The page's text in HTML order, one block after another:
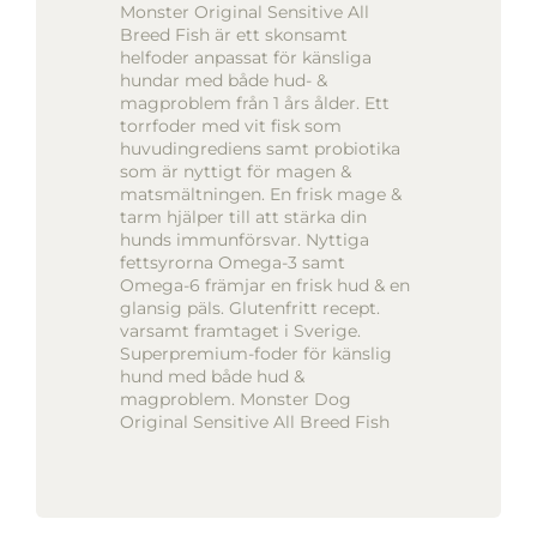
Monster Original Sensitive All
Breed Fish är ett skonsamt
helfoder anpassat för känsliga
hundar med både hud- &
magproblem från 1 års ålder. Ett
torrfoder med vit fisk som
huvudingrediens samt probiotika
som är nyttigt för magen &
matsmältningen. En frisk mage &
tarm hjälper till att stärka din
hunds immunförsvar. Nyttiga
fettsyrorna Omega-3 samt
Omega-6 främjar en frisk hud & en
glansig päls. Glutenfritt recept.
varsamt framtaget i Sverige.
Superpremium-foder för känslig
hund med både hud &
magproblem. Monster Dog
Original Sensitive All Breed Fish